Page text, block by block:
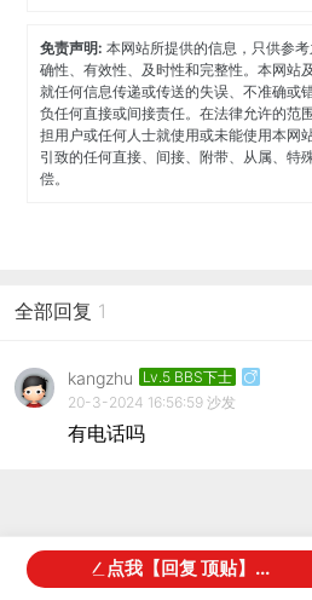
免责声明:本网站所提供的信息，只供参
确性、有效性、及时性和完整性。本网站
就任何信息传递或传送的失误、不准确或
负任何直接或间接责任。在法律允许的范
担用户或任何人士就使用或未能使用本网
引致的任何直接、间接、附带、从属、特
偿。
全部回复 1
kangzhu
Lv.5 BBS下士
20-3-2024 16:56:59 沙发
有电话吗
网友都在看点我【回复 顶贴】...